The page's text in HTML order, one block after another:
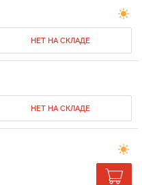
НЕТ НА СКЛАДЕ
НЕТ НА СКЛАДЕ